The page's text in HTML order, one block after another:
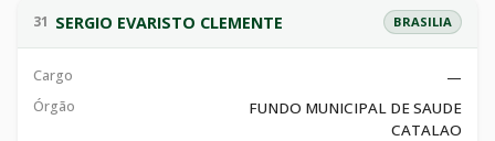
31 SERGIO EVARISTO CLEMENTE BRASILIA
Cargo —
Órgão
FUNDO MUNICIPAL DE SAUDE
CATALAO